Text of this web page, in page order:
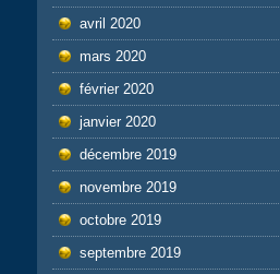
avril 2020
mars 2020
février 2020
janvier 2020
décembre 2019
novembre 2019
octobre 2019
septembre 2019